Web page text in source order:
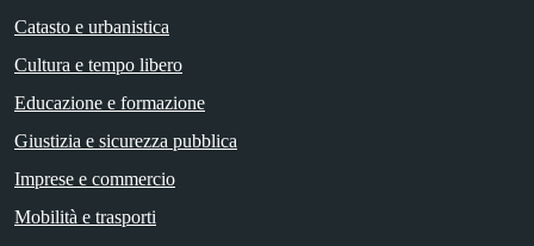
Catasto e urbanistica
Cultura e tempo libero
Educazione e formazione
Giustizia e sicurezza pubblica
Imprese e commercio
Mobilità e trasporti